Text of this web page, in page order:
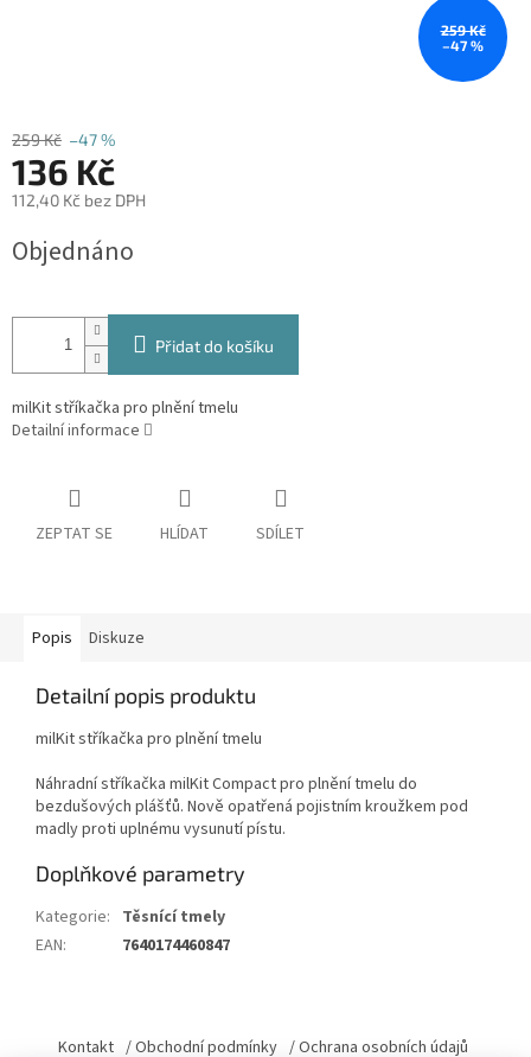
259 Kč
–47 %
259 Kč –47 %
136 Kč
112,40 Kč bez DPH
cena:
Objednáno
Přidat do košíku
milKit stříkačka pro plnění tmelu
Detailní informace
ZEPTAT SE HLÍDAT SDÍLET
Popis Diskuze
Detailní popis produktu
milKit stříkačka pro plnění tmelu
Náhradní stříkačka milKit Compact pro plnění tmelu do
bezdušových plášťů. Nově opatřená pojistním kroužkem pod
madly proti uplnému vysunutí pístu.
Doplňkové parametry
Kategorie: Těsnící tmely
EAN: 7640174460847
Kontakt / Obchodní podmínky / Ochrana osobních údajů